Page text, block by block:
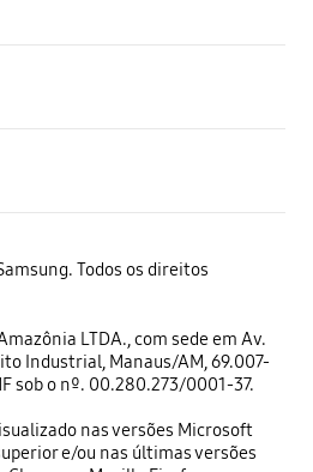
Todos os direitos
LTDA., com sede em Av.
Industrial, Manaus/AM, 69.007-
sob o nº. 00.280.273/0001-37.
nas versões Microsoft
e/ou nas últimas versões